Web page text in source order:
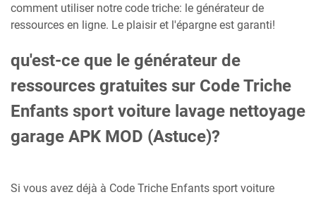
comment utiliser notre code triche: le générateur de
ressources en ligne. Le plaisir et l'épargne est garanti!
qu'est-ce que le générateur de
ressources gratuites sur Code Triche
Enfants sport voiture lavage nettoyage
garage APK MOD (Astuce)?
Si vous avez déjà à Code Triche Enfants sport voiture